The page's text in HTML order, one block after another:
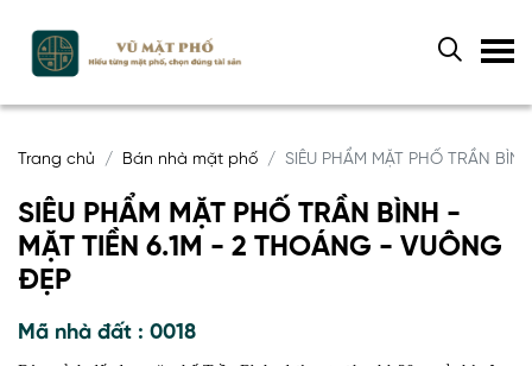
Trang chủ Bán nhà mặt phố SIÊU PHẨM MẶT PHỐ TRẦN
SIÊU PHẨM MẶT PHỐ TRẦN BÌNH -
MẶT TIỀN 6.1M - 2 THOÁNG - VUÔNG
ĐẸP
Mã nhà đất : 0018